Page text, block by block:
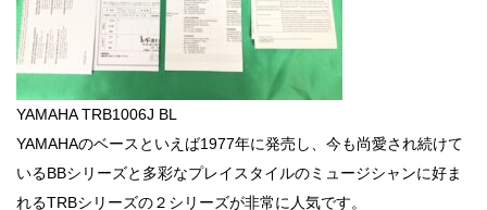
YAMAHA TRB1006J BL
YAMAHAのベースといえば1977年に発売し、今も尚愛され続けて
いるBBシリーズと多彩なプレイスタイルのミュージシャンに好ま
れるTRBシリーズの２シリーズが非常に人気です。